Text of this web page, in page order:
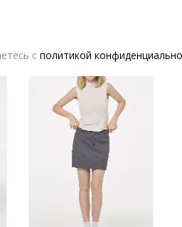
с политикой